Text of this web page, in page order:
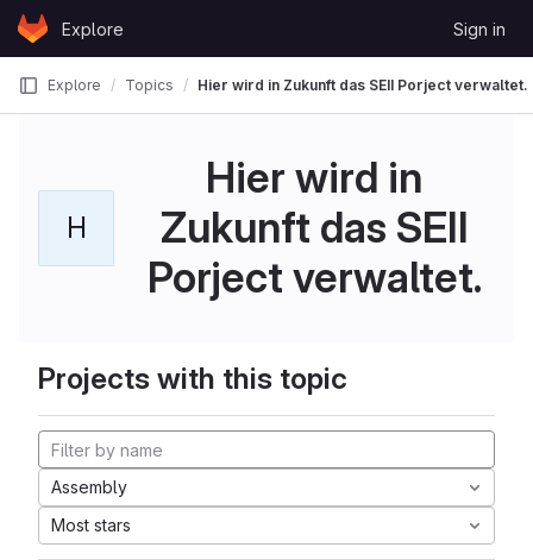
Skip to content
GitLabExplore Sign in
Explore Topics Hier wird in Zukunft das SEII Porject verwaltet.
H
Hier wird in
Zukunft das SEII
Porject verwaltet.
Projects with this topic
Assembly
Most stars